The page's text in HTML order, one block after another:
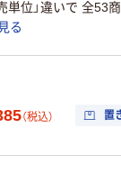
単位」違いで 全53
る
（税込） 置